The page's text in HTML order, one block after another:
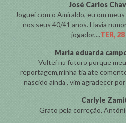
José Carlos
Joguei com o Amiraldo, eu om
nos seus 40/41 anos. Havia
jogador,...TER,
Maria eduarda
Voltei no futuro porque
reportagem,minha tia ate
nascido ainda , vim agradecer
Carlyle
Grato pela correção,